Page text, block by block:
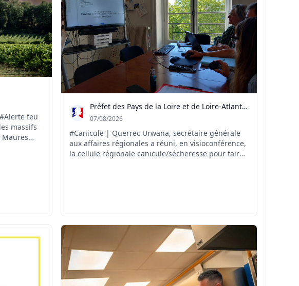
feu
Maures
Préfet des Pays de la Loire et de Loire-Atlantique
07/08/2026
#Canicule | Querrec Urwana, secrétaire générale
aux affaires régionales a réuni, en visioconférence,
la cellule régionale canicule/sécheresse pour faire